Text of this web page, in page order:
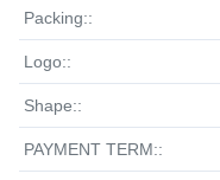
Packing::
Logo::
Shape::
PAYMENT TERM::